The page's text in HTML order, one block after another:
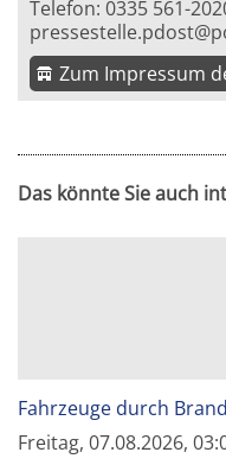
Telefon: 0335 561-
Zum Impressum
Das könnte Sie auch
Fahrzeuge durch
Freitag, 07.08.2026,